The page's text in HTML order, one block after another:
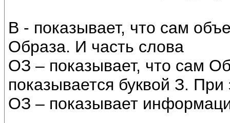
В - показывает, что сам
Образа. И часть слова
ОЗ – показывает, что сам
показывается буквой З.
ОЗ – показывает